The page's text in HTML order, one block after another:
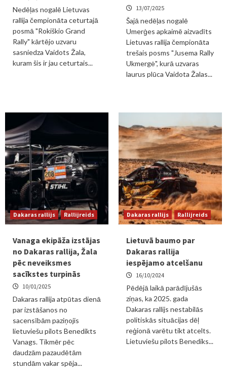
Nedēļas nogalē Lietuvas
rallija čempionāta ceturtajā
posmā "Rokiškio Grand
Rally" kārtējo uzvaru
sasniedza Vaidots Žala,
kuram šis ir jau ceturtais...
13/07/2025
Šajā nedēļas nogalē
Umerģes apkaimē aizvadīts
Lietuvas rallija čempionāta
trešais posms "Jusema Rally
Ukmergė", kurā uzvaras
laurus plūca Vaidota Žalas...
Dakaras rallijs Rallijreids
Vanaga ekipāža izstājas
no Dakaras rallija, Žala
pēc neveiksmes
sacīkstes turpinās
10/01/2025
Dakaras rallija atpūtas dienā
par izstāšanos no
sacensībām paziņojis
lietuviešu pilots Benedikts
Vanags. Tikmēr pēc
daudzām pazaudētām
stundām vakar spēja...
Dakaras rallijs Rallijreids
Lietuvā baumo par
Dakaras rallija
iespējamo atcelšanu
16/10/2024
Pēdējā laikā parādījušās
ziņas, ka 2025. gada
Dakaras rallijs nestabilās
politiskās situācijas dēļ
reģionā varētu tikt atcelts.
Lietuviešu pilots Benediks...